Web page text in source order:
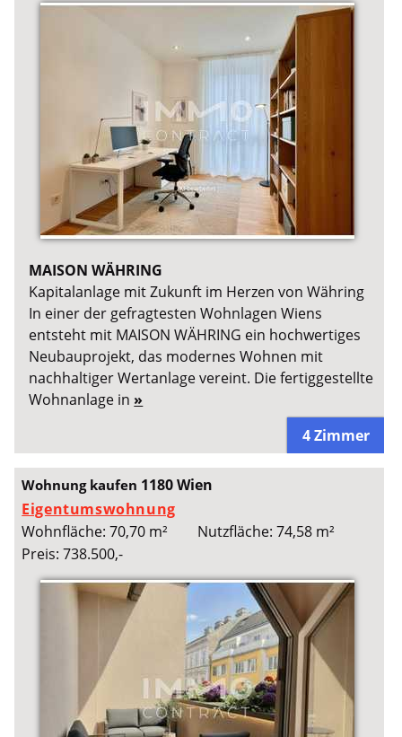
MAISON WÄHRING
Kapitalanlage mit Zukunft im Herzen von Währing
In einer der gefragtesten Wohnlagen Wiens
entsteht mit MAISON WÄHRING ein hochwertiges
Neubauprojekt, das modernes Wohnen mit
nachhaltiger Wertanlage vereint. Die fertiggestellte
Wohnanlage in »
4 Zimmer
Wohnung kaufen 1180 Wien
Eigentumswohnung
Wohnfläche: 70,70 m²
Nutzfläche: 74,58 m²
Preis: 738.500,-